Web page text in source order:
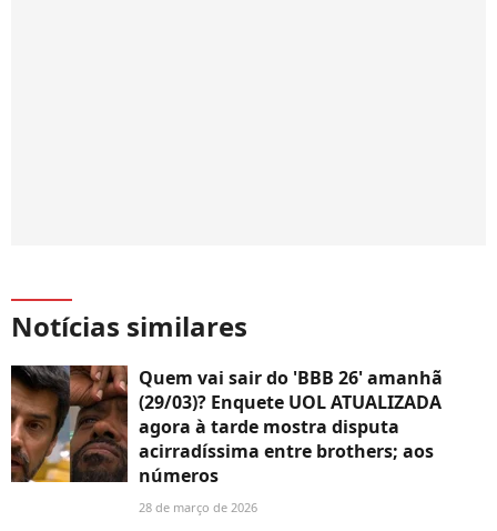
Notícias similares
Quem vai sair do 'BBB 26' amanhã
(29/03)? Enquete UOL ATUALIZADA
agora à tarde mostra disputa
acirradíssima entre brothers; aos
números
28 de março de 2026